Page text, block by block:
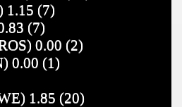
1.15 (7)
(7)
0.00 (2)
0.00 (1)
1.85 (20)